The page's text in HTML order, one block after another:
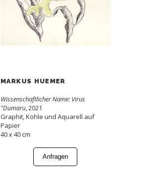
MARKUS HUEMER
Wissenschaftlicher Name: Virus
"Dumaru, 2021
Graphit, Kohle und Aquarell auf
Papier
40 x 40 cm
Anfragen